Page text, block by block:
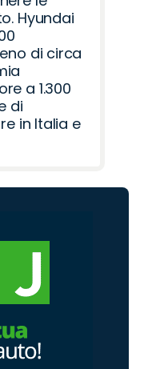
Hyundai
di circa
a 1.300
di
in Italia e